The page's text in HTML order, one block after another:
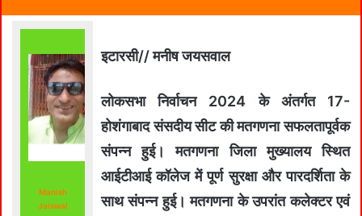
Manish
Jaiswal
इटारसी// मनीष जयसवाल
लोकसभा निर्वाचन 2024 के अंतर्गत 17-
होशंगाबाद संसदीय सीट की मतगणना सफलतापूर्वक
संपन्न हुई। मतगणना जिला मुख्यालय स्थित
आईटीआई कॉलेज में पूर्ण सुरक्षा और पारदर्शिता के
साथ संपन्न हुई। मतगणना के उपरांत कलेक्‍टर एवं